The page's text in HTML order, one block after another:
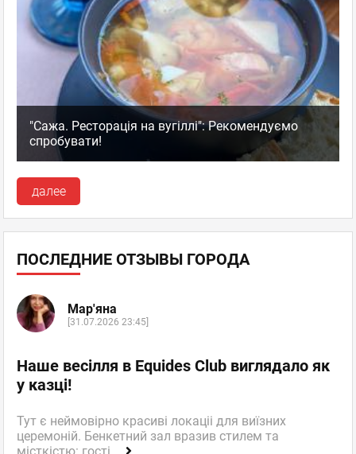
"Сажа. Ресторація на вугіллі": Рекомендуємо
спробувати!
далее
ПОСЛЕДНИЕ ОТЗЫВЫ ГОРОДА
Мар'яна
[31.07.2026 23:45]
Наше весілля в Equides Club виглядало як
у казці!
Тут є неймовірно красиві локаціі для виїзних
церемоній. Бенкетний зал вразив стилем та
місткістю: гості ...